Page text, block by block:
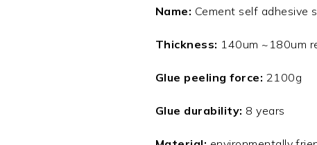
Name: Cement self adhesive
Thickness: 140um ~180um
Glue peeling force: 2100g
Glue durability: 8 years